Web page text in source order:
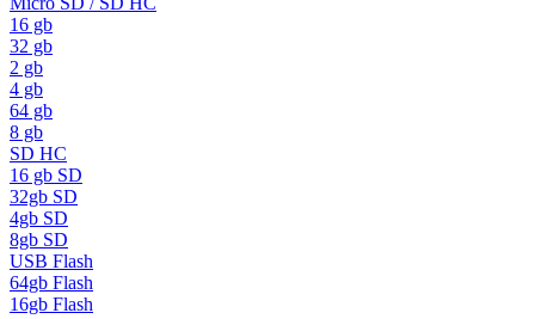
16 gb
32 gb
2 gb
4 gb
64 gb
8 gb
SD HC
16 gb SD
32gb SD
4gb SD
8gb SD
USB Flash
64gb Flash
16gb Flash